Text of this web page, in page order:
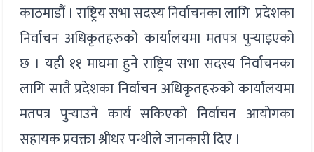
काठमाडौं । राष्ट्रिय सभा सदस्य निर्वाचनका लागि प्रदेशका
निर्वाचन अधिकृतहरुको कार्यालयमा मतपत्र पुर्‍याइएको
छ । यही ११ माघमा हुने राष्ट्रिय सभा सदस्य निर्वाचनका
लागि सातै प्रदेशका निर्वाचन अधिकृतहरुको कार्यालयमा
मतपत्र पुर्‍याउने कार्य सकिएको निर्वाचन आयोगका
सहायक प्रवक्ता श्रीधर पन्थीले जानकारी दिए ।